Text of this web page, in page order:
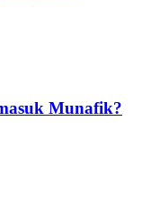
Munafik?